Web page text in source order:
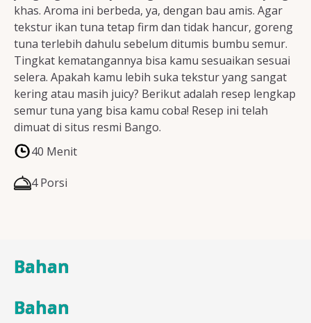
khas. Aroma ini berbeda, ya, dengan bau amis. Agar
tekstur ikan tuna tetap firm dan tidak hancur, goreng
tuna terlebih dahulu sebelum ditumis bumbu semur.
Tingkat kematangannya bisa kamu sesuaikan sesuai
selera. Apakah kamu lebih suka tekstur yang sangat
kering atau masih juicy? Berikut adalah resep lengkap
semur tuna yang bisa kamu coba! Resep ini telah
dimuat di situs resmi Bango.
40 Menit
4 Porsi
Bahan
Bahan